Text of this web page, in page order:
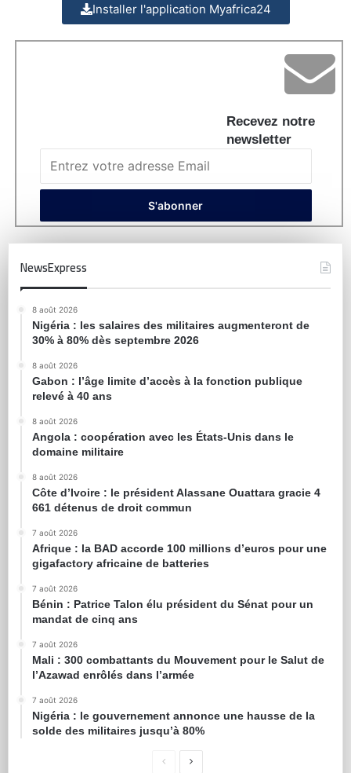
Installer l'application Myafrica24
Recevez notre
newsletter
NewsExpress
8 août 2026
Nigéria : les salaires des militaires augmenteront de
30% à 80% dès septembre 2026
8 août 2026
Gabon : l’âge limite d’accès à la fonction publique
relevé à 40 ans
8 août 2026
Angola : coopération avec les États-Unis dans le
domaine militaire
8 août 2026
Côte d’Ivoire : le président Alassane Ouattara gracie 4
661 détenus de droit commun
7 août 2026
Afrique : la BAD accorde 100 millions d’euros pour une
gigafactory africaine de batteries
7 août 2026
Bénin : Patrice Talon élu président du Sénat pour un
mandat de cinq ans
7 août 2026
Mali : 300 combattants du Mouvement pour le Salut de
l’Azawad enrôlés dans l’armée
7 août 2026
Nigéria : le gouvernement annonce une hausse de la
solde des militaires jusqu’à 80%